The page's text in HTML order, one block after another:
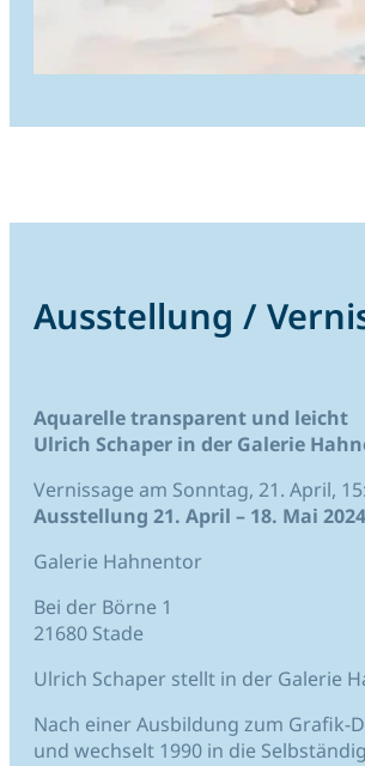
Ausstellung /
Aquarelle transparent und leicht
Ulrich Schaper in der Galerie
Vernissage am Sonntag, 21. April,
Ausstellung 21. April – 18. Mai 2024
Galerie Hahnentor
Bei der Börne 1
21680 Stade
Ulrich Schaper stellt in der Galerie
Nach einer Ausbildung zum
und wechselt 1990 in die